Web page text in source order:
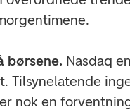
børsene. Nasdaq
Tilsynelatende
nok en